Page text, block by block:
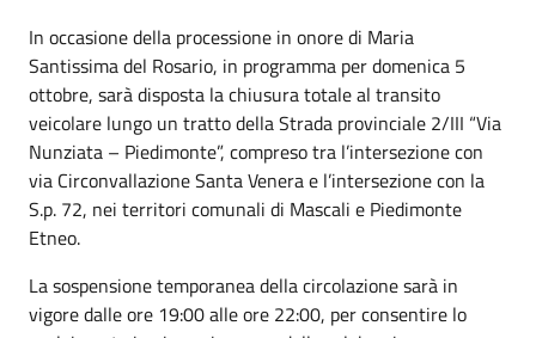
In occasione della processione in onore di Maria
Santissima del Rosario, in programma per domenica 5
ottobre, sarà disposta la chiusura totale al transito
veicolare lungo un tratto della Strada provinciale 2/III “Via
Nunziata – Piedimonte”, compreso tra l’intersezione con
via Circonvallazione Santa Venera e l’intersezione con la
S.p. 72, nei territori comunali di Mascali e Piedimonte
Etneo.
La sospensione temporanea della circolazione sarà in
vigore dalle ore 19:00 alle ore 22:00, per consentire lo